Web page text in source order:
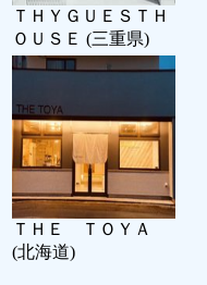
ＴＨＹＧＵＥＳＴＨ
ＯＵＳＥ (三重県)
ＴＨＥ ＴＯＹＡ
(北海道)